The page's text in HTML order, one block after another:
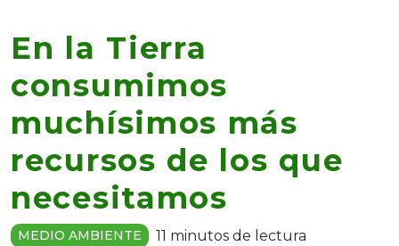
En la Tierra
consumimos
muchísimos más
recursos de los que
necesitamos
MEDIO AMBIENTE 11 minutos de lectura